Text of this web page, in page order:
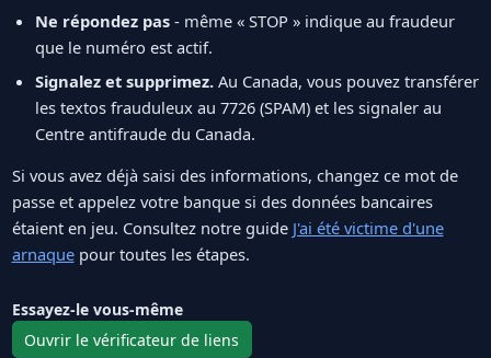
Ne répondez pas- même « STOP » indique au fraudeur
que le numéro est actif.
Signalez et supprimez.Au Canada, vous pouvez transférer
les textos frauduleux au 7726 (SPAM) et les signaler au
Centre antifraude du Canada.
Si vous avez déjà saisi des informations, changez ce mot de
passe et appelez votre banque si des données bancaires
étaient en jeu. Consultez notre guide J'ai été victime d'une
arnaquepour toutes les étapes.
Essayez-le vous-même
Ouvrir le vérificateur de liens